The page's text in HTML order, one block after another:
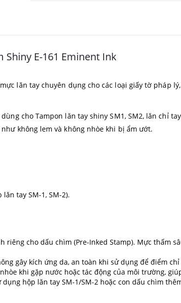
Shiny E-161 Eminent Ink
lăn tay chuyên dụng cho các loại giấy tờ pháp
cho Tampon lăn tay shiny SM1, SM2, lăn chỉ
không lem và không nhòe khi bị ẩm ướt.
tay SM-1, SM-2).
riêng cho dấu chìm (Pre-Inked Stamp). Mực thấm
gây kích ứng da, an toàn khi sử dụng để điểm
khi gặp nước hoặc tác động của môi trường,
hộp lăn tay SM-1/SM-2 hoặc con dấu chìm